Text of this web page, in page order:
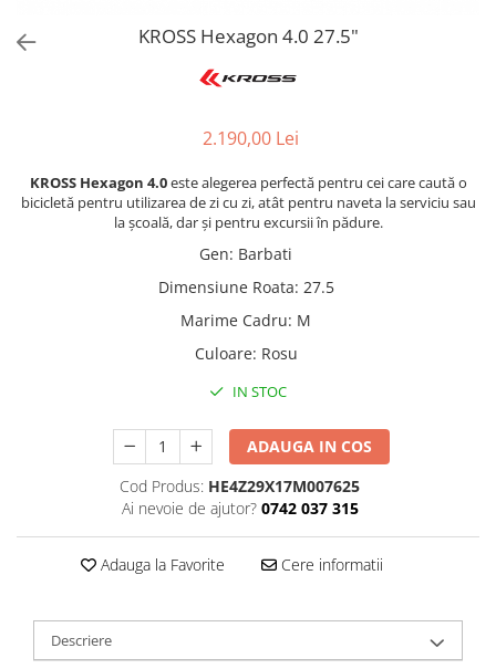
KROSS Hexagon 4.0 27.5"
2.190,00 Lei
KROSS Hexagon 4.0este alegerea perfectă pentru cei care caută o
bicicletă pentru utilizarea de zi cu zi, atât pentru naveta la serviciu sau
la școală, dar și pentru excursii în pădure.
Gen: Barbati
Dimensiune Roata: 27.5
Marime Cadru: M
Culoare: Rosu
IN STOC
ADAUGA IN COS
Cod Produs: HE4Z29X17M007625
Ai nevoie de ajutor? 0742 037 315
Adauga la Favorite Cere informatii
Descriere